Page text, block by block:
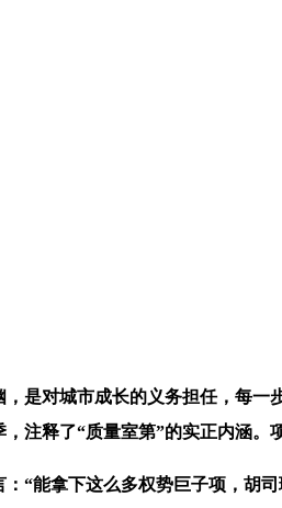
对城市成长的义务担任，每一
注释了“质量室第”的实正内涵。
能拿下这么多权势巨子项，胡